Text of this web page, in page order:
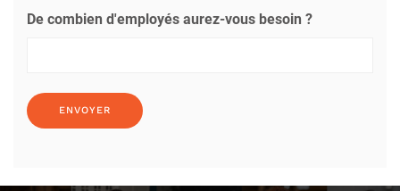
De combien d'employés aurez-vous besoin ?